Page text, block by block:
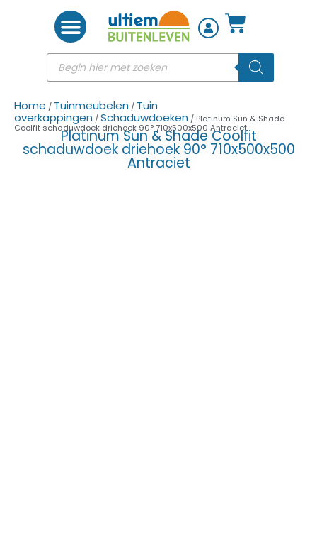
Home / Tuinmeubelen / Tuin
overkappingen /Schaduwdoeken / Platinum Sun & Shade
Coolfit schaduwdoek driehoek 90° 710x500x500 Antraciet
Platinum Sun & Shade Coolfit
schaduwdoek driehoek 90° 710x500x500
Antraciet